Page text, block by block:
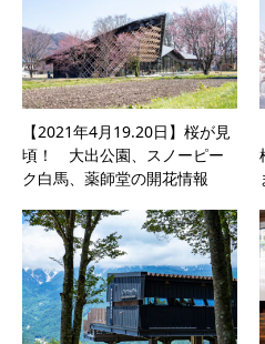
【2021年4月19.20日】桜が見
頃！ 大出公園、スノーピー
ク白馬、薬師堂の開花情報